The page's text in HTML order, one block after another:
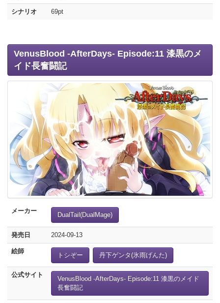
シナリオ 69pt
VenusBlood -AfterDays- Episode:11 漆黒のメ
イド長奮闘記
メーカー
DualTail(DualMage)
発売日 2024-09-13
絵師
トシぞー 丹下ゲンタ(氷雨げんた)
公式サイト
VenusBlood -AfterDays- Episode:11 漆黒のメイド
長奮闘記